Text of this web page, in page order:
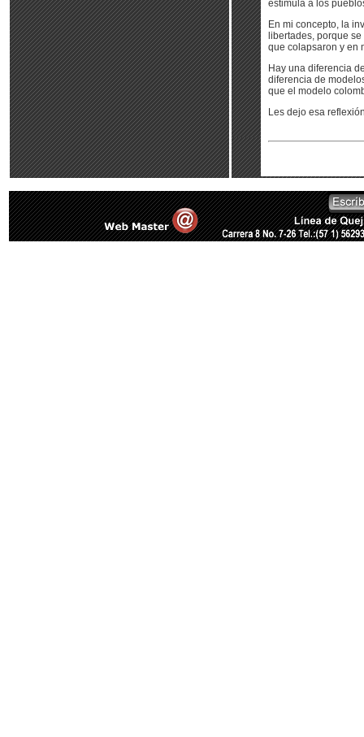
estimula a los
En mi concepto, la
libertades, porque
que colapsaron y en
Hay una diferencia
diferencia de
que el modelo
Les dejo esa